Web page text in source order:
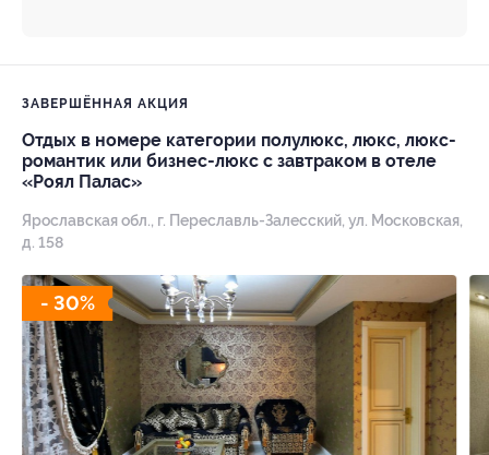
ЗАВЕРШЁННАЯ АКЦИЯ
Отдых в номере категории полулюкс, люкс, люкс-
романтик или бизнес-люкс с завтраком в отеле
«Роял Палас»
Ярославская обл., г. Переславль-Залесский, ул. Московская,
д. 158
- 30%